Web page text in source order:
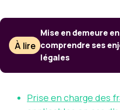
À lire
Mise en demeure
comprendre ses
légales
Prise en charge des